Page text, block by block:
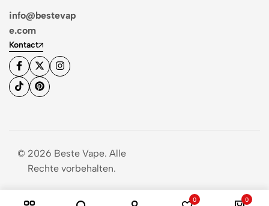
info@bestevap
e.com
Kontact
© 2026 Beste Vape. Alle
Rechte vorbehalten.
0 0